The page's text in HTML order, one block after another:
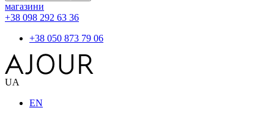
магазини
+38 098 292 63 36
+38 050 873 79 06
UA
EN